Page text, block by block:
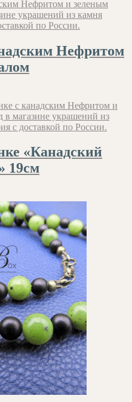
Нефритом
«Канадский
19см